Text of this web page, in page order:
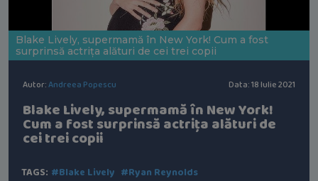
Blake Lively, supermamă în New York! Cum a fost
surprinsă actrița alături de cei trei copii
Autor:Andreea Popescu Data: 18 Iulie 2021
Blake Lively, supermamă în New York!
Cum a fost surprinsă actrița alături de
cei trei copii
TAGS: #Blake Lively #Ryan Reynolds